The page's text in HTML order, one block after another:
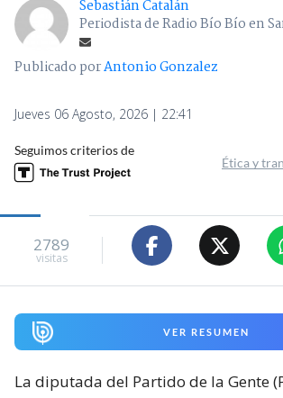
Sebastián Catalán
Periodista de Radio Bío Bío en
Publicado porAntonio Gonzalez
Jueves 06 Agosto, 2026 | 22:41
Seguimos criterios de
Ética y
2789
visitas
VER RESUMEN
La diputada del Partido de la Gente